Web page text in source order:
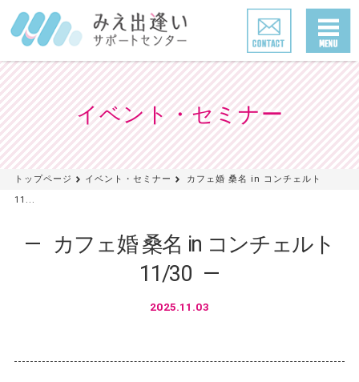
イベント・セミナー
トップページ イベント・セミナー
カフェ婚 桑名 in コンチェルト
11...
カフェ婚 桑名 in コンチェルト
11/30
2025.11.03